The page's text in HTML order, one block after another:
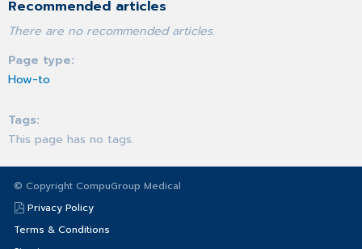
Recommended articles
There are no recommended articles.
Page type
How-to
Tags
This page has no tags.
© Copyright CompuGroup Medical
Privacy Policy
Terms & Conditions